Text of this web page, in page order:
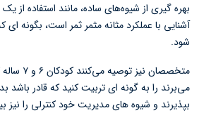
بهره گیری از شیوه‌های ساده، مانند استفاده از
آشنایی با عملکرد مثانه مثمر ثمر است، بگونه
شود.
متخصصان
می‌برند را به گونه ای تربیت کنید که قادر
بپذیرند و شیوه های مدیریت خود کنترلی را نیز